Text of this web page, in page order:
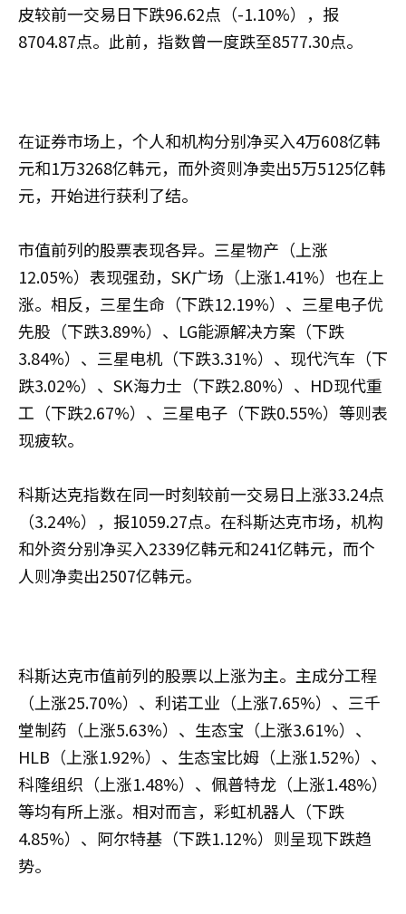
皮较前一交易日下跌96.62点（-1.10%），报
8704.87点。此前，指数曾一度跌至8577.30点。
在证券市场上，个人和机构分别净买入4万608亿韩
元和1万3268亿韩元，而外资则净卖出5万5125亿韩
元，开始进行获利了结。
市值前列的股票表现各异。三星物产（上涨
12.05%）表现强劲，SK广场（上涨1.41%）也在上
涨。相反，三星生命（下跌12.19%）、三星电子优
先股（下跌3.89%）、LG能源解决方案（下跌
3.84%）、三星电机（下跌3.31%）、现代汽车（下
跌3.02%）、SK海力士（下跌2.80%）、HD现代重
工（下跌2.67%）、三星电子（下跌0.55%）等则表
现疲软。
科斯达克指数在同一时刻较前一交易日上涨33.24点
（3.24%），报1059.27点。在科斯达克市场，机构
和外资分别净买入2339亿韩元和241亿韩元，而个
人则净卖出2507亿韩元。
科斯达克市值前列的股票以上涨为主。主成分工程
（上涨25.70%）、利诺工业（上涨7.65%）、三千
堂制药（上涨5.63%）、生态宝（上涨3.61%）、
HLB（上涨1.92%）、生态宝比姆（上涨1.52%）、
科隆组织（上涨1.48%）、佩普特龙（上涨1.48%）
等均有所上涨。相对而言，彩虹机器人（下跌
4.85%）、阿尔特基（下跌1.12%）则呈现下跌趋
势。